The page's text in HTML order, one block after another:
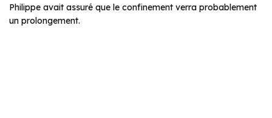
Philippe avait assuré que le confinement verra probablement
un prolongement.